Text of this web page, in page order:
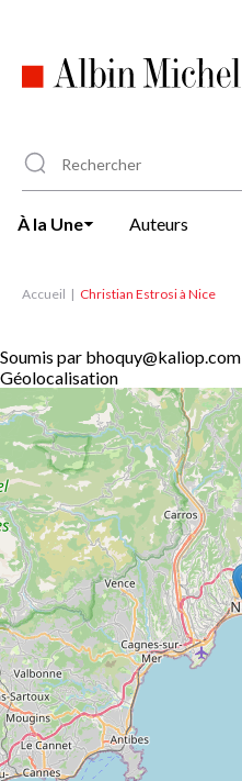
principal
À la Une Auteurs
Accueil Christian Estrosi à Nice
Soumis par bhoquy@kaliop.com
Géolocalisation